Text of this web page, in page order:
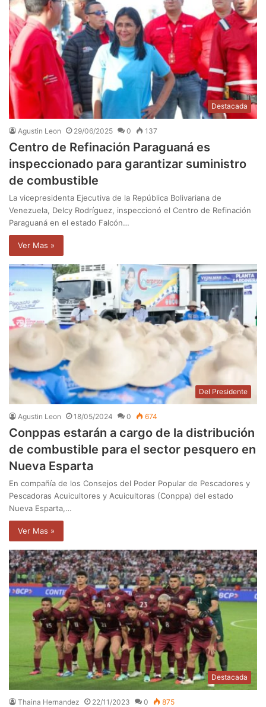
Destacada
Agustin Leon 29/06/2025 0 137
Centro de Refinación Paraguaná es
inspeccionado para garantizar suministro
de combustible
La vicepresidenta Ejecutiva de la República Bolivariana de
Venezuela, Delcy Rodríguez, inspeccionó el Centro de Refinación
Paraguaná en el estado Falcón…
Ver Mas »
Del Presidente
Agustin Leon 18/05/2024 0 674
Conppas estarán a cargo de la distribución
de combustible para el sector pesquero en
Nueva Esparta
En compañía de los Consejos del Poder Popular de Pescadores y
Pescadoras Acuicultores y Acuicultoras (Conppa) del estado
Nueva Esparta,…
Ver Mas »
Destacada
Thaina Hernandez 22/11/2023 0 875